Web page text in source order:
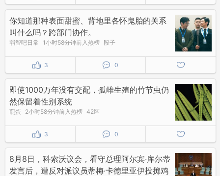
你知道那种表面甜蜜、背地里各怀鬼胎的关系
叫什么吗？跨部门协作。
弱智吧日常 1小时58分钟前入热榜 段子
3 0
即使1000万年没有交配，孤雌生殖的竹节虫仍
然保留着性别系统
煎蛋 2小时58分钟前入热榜 42区
3 0
8月8日，科索沃议会，看守总理阿尔宾·库尔蒂
发言后，遭反对派议员蒂梅·卡德里亚伊投掷鸡